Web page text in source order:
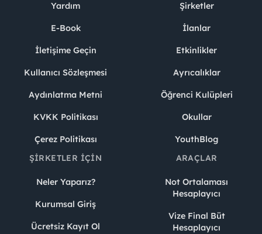
Yardım
E-Book
İletişime Geçin
Kullanıcı Sözleşmesi
Aydınlatma Metni
KVKK Politikası
Çerez Politikası
Şirketler
İlanlar
Etkinlikler
Ayrıcalıklar
Öğrenci Kulüpleri
Okullar
YouthBlog
ŞIRKETLER İÇIN
Neler Yaparız?
Kurumsal Giriş
Ücretsiz Kayıt Ol
ARAÇLAR
Not Ortalaması
Hesaplayıcı
Vize Final Büt
Hesaplayıcı